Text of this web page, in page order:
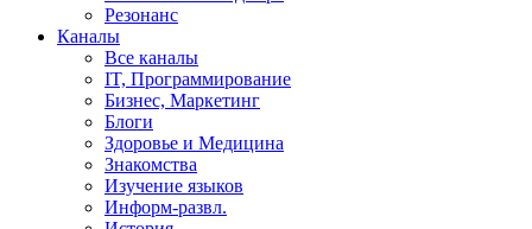
Резонанс
Каналы
Все каналы
IT, Программирование
Бизнес, Маркетинг
Блоги
Здоровье и Медицина
Знакомства
Изучение языков
Информ-развл.